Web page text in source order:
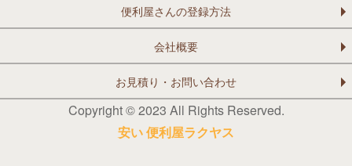
便利屋さんの登録方法
会社概要
お見積り・お問い合わせ
Copyright © 2023 All Rights Reserved.
安い 便利屋ラクヤス